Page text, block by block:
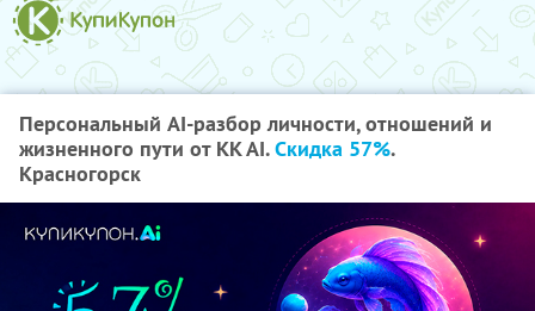
Персональный AI-разбор личности, отношений и
жизненного пути от KK AI.Скидка 57%.
Красногорск